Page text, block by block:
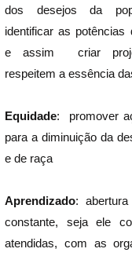
dos desejos da
identificar as potências
e assim criar
respeitem a essência
Equidade: ​​ promover
para a diminuição da
e de raça
Aprendizado:
constante, seja ele
atendidas, com as